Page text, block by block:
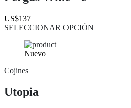
US$137
SELECCIONAR OPCIÓN
Nuevo
Cojines
Utopia